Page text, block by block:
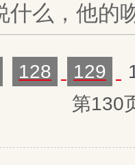
么，他的
128 129
第130